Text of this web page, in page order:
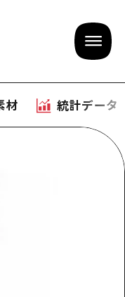
材 統計データ
ム
ス
ット
素材